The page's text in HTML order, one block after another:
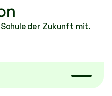
der Zukunft mit.